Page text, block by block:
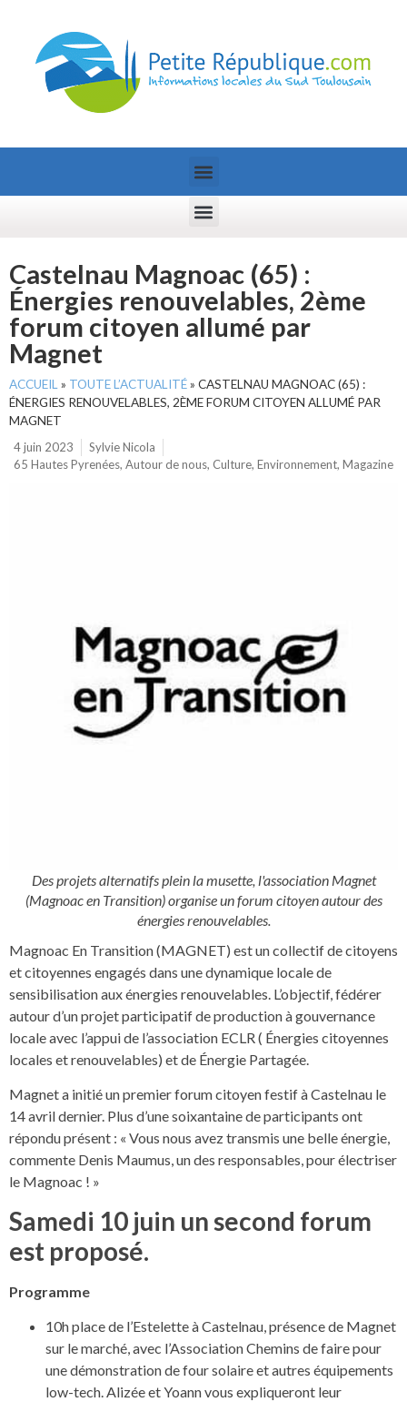
Castelnau Magnoac (65) :
Énergies renouvelables, 2ème
forum citoyen allumé par
Magnet
ACCUEIL » TOUTE L’ACTUALITÉ» CASTELNAU MAGNOAC (65) :
ÉNERGIES RENOUVELABLES, 2ÈME FORUM CITOYEN ALLUMÉ PAR
MAGNET
4 juin 2023
Sylvie Nicola
65 Hautes Pyrenées, Autour de nous, Culture, Environnement, Magazine
Des projets alternatifs plein la musette, l'association Magnet
(Magnoac en Transition) organise un forum citoyen autour des
énergies renouvelables.
Magnoac En Transition (MAGNET) est un collectif de citoyens
et citoyennes engagés dans une dynamique locale de
sensibilisation aux énergies renouvelables. L’objectif, fédérer
autour d’un projet participatif de production à gouvernance
locale avec l’appui de l’association ECLR ( Énergies citoyennes
locales et renouvelables) et de Énergie Partagée.
Magnet a initié un premier forum citoyen festif à Castelnau le
14 avril dernier. Plus d’une soixantaine de participants ont
répondu présent : « Vous nous avez transmis une belle énergie,
commente Denis Maumus, un des responsables, pour électriser
le Magnoac ! »
Samedi 10 juin un second forum
est proposé.
Programme
10h place de l’Estelette à Castelnau, présence de Magnet
sur le marché, avec l’Association Chemins de faire pour
une démonstration de four solaire et autres équipements
low-tech. Alizée et Yoann vous expliqueront leur